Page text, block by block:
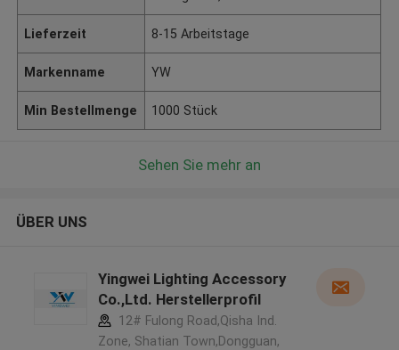
Lieferzeit 8-15 Arbeitstage
Markenname YW
Min Bestellmenge 1000 Stück
Sehen Sie mehr an
ÜBER UNS
Yingwei Lighting Accessory
Co.,Ltd. Herstellerprofil
12# Fulong Road,Qisha Ind.
Zone, Shatian Town,Dongguan,